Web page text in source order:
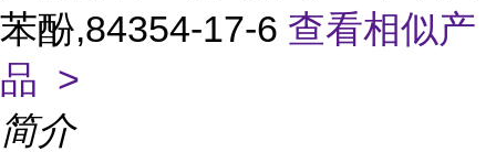
苯酚,84354-17-6 查看相似产
品 >
简介